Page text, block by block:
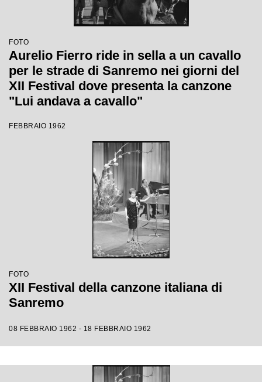
FOTO
Aurelio Fierro ride in sella a un cavallo
per le strade di Sanremo nei giorni del
XII Festival dove presenta la canzone
"Lui andava a cavallo"
FEBBRAIO 1962
FOTO
XII Festival della canzone italiana di
Sanremo
08 FEBBRAIO 1962 - 18 FEBBRAIO 1962